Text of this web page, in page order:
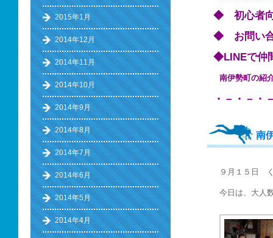
◆ 初心
◆ お問い
◆LINEで
南伊勢町
・－・－・
南
９月１５日
今日は、大人
2015年1月
2014年12月
2014年11月
2014年10月
2014年9月
2014年8月
2014年7月
2014年6月
2014年5月
2014年4月